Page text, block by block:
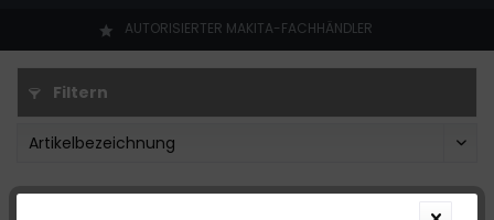
AUTORISIERTER MAKITA-FACHHÄNDLER
Filtern